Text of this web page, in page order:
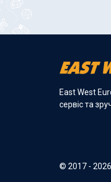
East West
сервіс та
© 2017 -